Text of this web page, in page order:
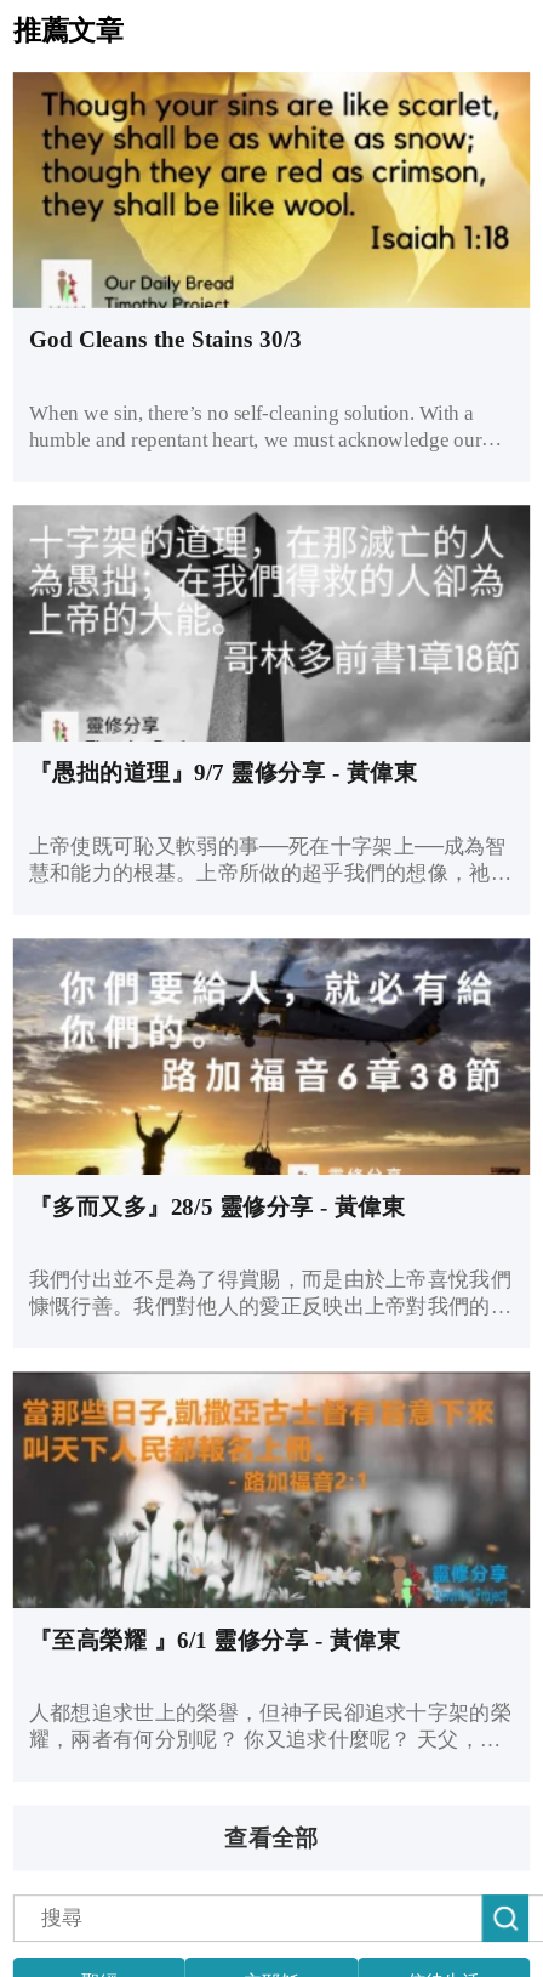
推薦文章
God Cleans the Stains 30/3
When we sin, there’s no self-cleaning solution. With a
humble and repentant heart, we must acknowledge our
He, the only One who cleans the stains of the soul, will
offer us complete forgiveness and renewed fellowship.
You can read today’s devotional scriptures and insight via
the link below:
『愚拙的道理』9/7 靈修分享 - 黃偉東
上帝使既可恥又軟弱的事──死在十字架上──成為智
慧和能力的根基。上帝所做的超乎我們的想像，祂揀
『多而又多』28/5 靈修分享 - 黃偉東
我們付出並不是為了得賞賜，而是由於上帝喜悅我們
慷慨行善。我們對他人的愛正反映出上帝對我們的
『至高榮耀 』6/1 靈修分享 - 黃偉東
人都想追求世上的榮譽，但神子民卻追求十字架的榮
耀，兩者有何分別呢？ 你又追求什麼呢？ 天父，求
查看全部